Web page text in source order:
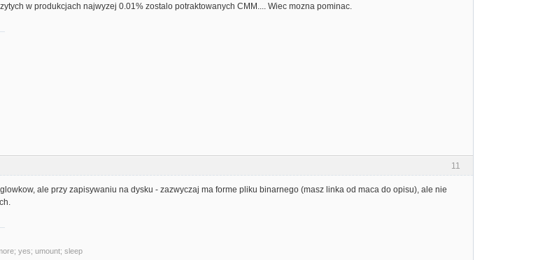
w produkcjach najwyzej 0.01% zostalo potraktowanych CMM.... Wiec mozna pominac.
11
ale przy zapisywaniu na dysku - zazwyczaj ma forme pliku binarnego (masz linka od maca do opisu), ale nie
yes; umount; sleep